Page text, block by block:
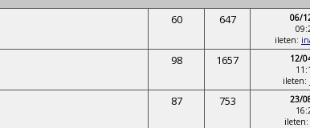
60 647
06/
ileten:
98 1657
12/
ileten:
87 753
23/
ileten: